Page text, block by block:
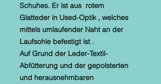
Schuhes. Er ist aus rotem
Glatteder in Used-Optik , welches
mittels umlaufender Naht an der
Laufsohle befestigt ist .
Auf Grund der Leder-Textil-
Abfütterung und der gepolsterten
und herausnehmbaren